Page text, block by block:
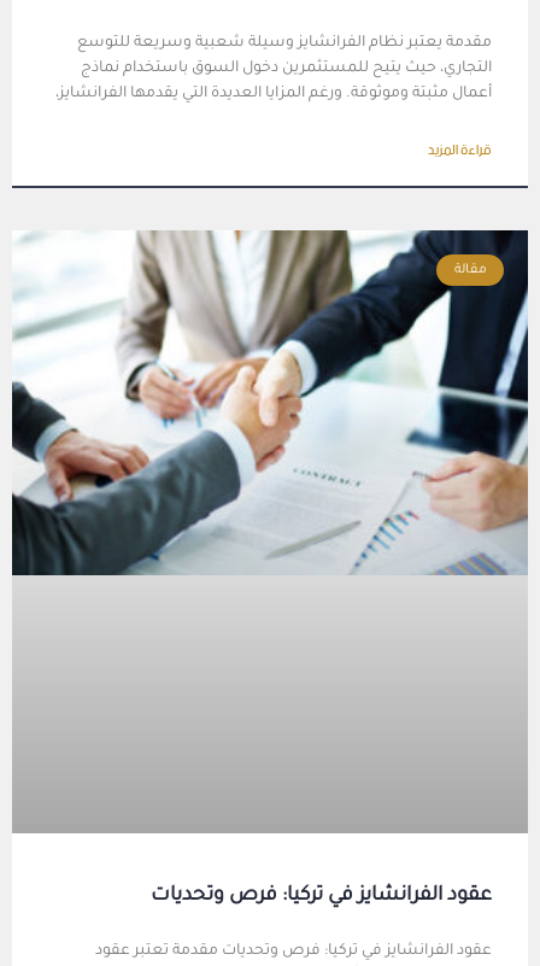
مقدمة يعتبر نظام الفرانشايز وسيلة شعبية وسريعة للتوسع
التجاري، حيث يتيح للمستثمرين دخول السوق باستخدام نماذج
أعمال مثبتة وموثوقة. ورغم المزايا العديدة التي يقدمها الفرانشايز،
قراءة المزيد
مقالة
عقود الفرانشايز في تركيا: فرص وتحديات
عقود الفرانشايز في تركيا: فرص وتحديات مقدمة تعتبر عقود